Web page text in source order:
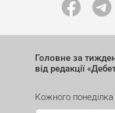
Головне за
від редакції
Кожного